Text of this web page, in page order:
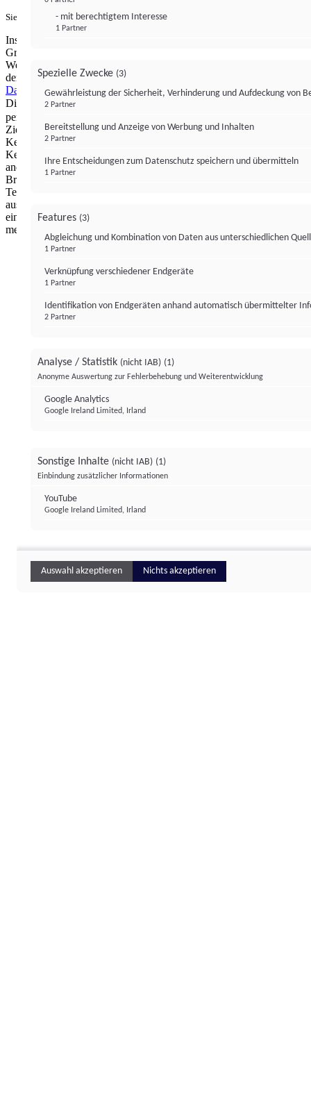
Sie haben ein PUR-Abo?Hier anmelden.
Institutional Money mit Werbung: Wir nutzen aus wirtschaftlichen
Gründen die Möglichkeit, unsere Webseite Dritten als digitalen
Werbeplatz zur Verfügung zu stellen. Über Verarbeitungen, die in
der Verantwortung von uns liegen, können Sie sich in unserer
Datenschutzerklärungnäher informieren.Zur Bereitstellung unserer
Dienste nutzen wir Technologien von
personalisierte Werbung, Messung von Werbeleistung und
Zielgruppenforschung. Cookies, Endgeräte- oder ähnliche Online-
Kennungen (z. B. login-basierte Kennungen, zufällig generierte
Kennungen, netzwerkbasierte Kennungen) können zusammen mit
anderen Informationen (z. B. Browsertyp und
Browserinformationen, Sprache, Bildschirmgröße, unterstützte
Technologien usw.) auf Ihrem Endgerät gespeichert oder von dort
ausgelesen werden, um es jedes Mal wiederzuerkennen, wenn es
eine App oder einer Webseite aufruft. Dies geschieht für einen oder
mehrere der hier aufgeführten Verarbeitungszwecke.
- mit berechtigtem Interesse
1 Partner
Spezielle Zwecke (3)
Gewährleistung der Sicherheit, Verhinderung und Aufdeckung von
2 Partner
Bereitstellung und Anzeige von Werbung und Inhalten
2 Partner
Ihre Entscheidungen zum Datenschutz speichern und übermitteln
1 Partner
Features (3)
Abgleichung und Kombination von Daten aus unterschiedlichen
1 Partner
Verknüpfung verschiedener Endgeräte
1 Partner
Identifikation von Endgeräten anhand automatisch übermittelter
2 Partner
Analyse / Statistik (nicht IAB) (1)
Anonyme Auswertung zur Fehlerbehebung und Weiterentwicklung
Google Analytics
Google Ireland Limited, Irland
Sonstige Inhalte (nicht IAB) (1)
Einbindung zusätzlicher Informationen
YouTube
Google Ireland Limited, Irland
Auswahl akzeptieren Nichts akzeptieren
Institutional Money
ImpressumDatenschutzerklärung